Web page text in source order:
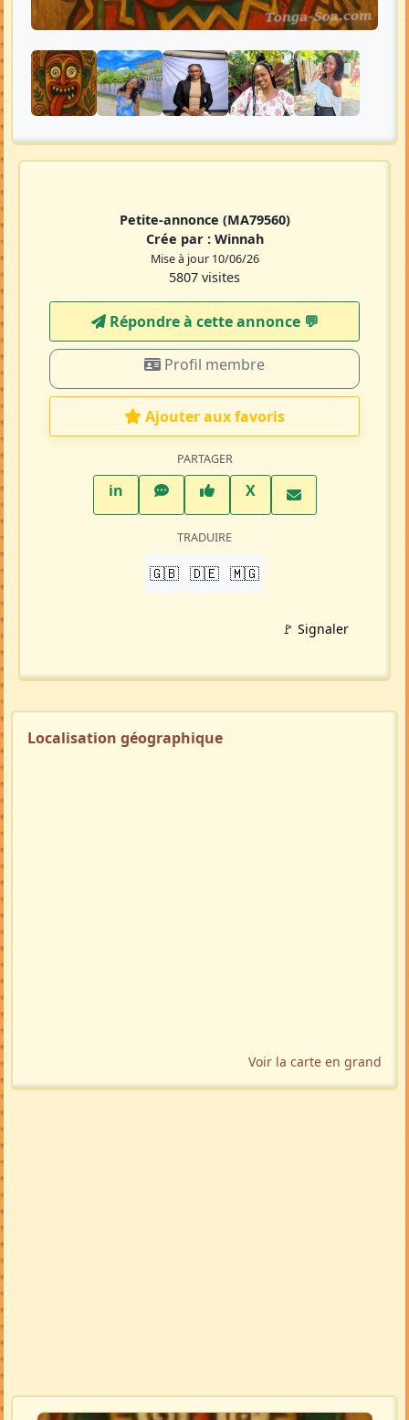
Petite-annonce (MA79560)
Crée par : Winnah
Mise à jour 10/06/26
5807 visites
Répondre à cette annonce 💬​
Profil membre
Ajouter aux favoris
PARTAGER
inLinkedInWhatsAppFacebook
XTwitter X
TRADUIRE
🇬🇧 🇩🇪 🇲🇬
🚩 Signaler
Localisation géographique
Voir la carte en grand